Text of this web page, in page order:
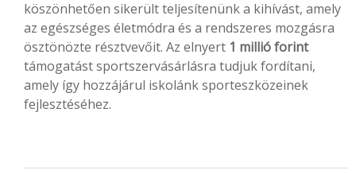
köszönhetően sikerült teljesítenünk a kihívást, amely
az egészséges életmódra és a rendszeres mozgásra
ösztönözte résztvevőit. Az elnyert 1 millió forint
támogatást sportszervásárlásra tudjuk fordítani,
amely így hozzájárul iskolánk sporteszközeinek
fejlesztéséhez.